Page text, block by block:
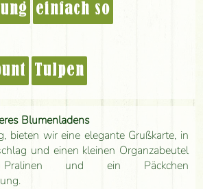
einfach so
Tulpen
Blumenladens
bieten wir eine elegante Grußkarte, in
und einen kleinen Organzabeutel
und ein Päckchen